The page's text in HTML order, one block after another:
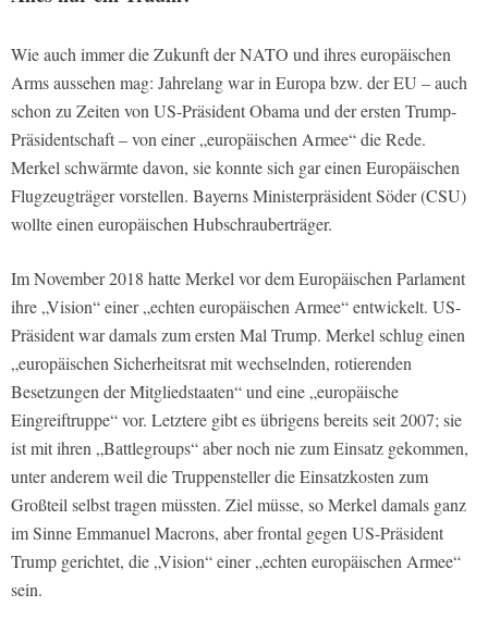
Wie auch immer die Zukunft der NATO und ihres europäischen
Arms aussehen mag: Jahrelang war in Europa bzw. der EU – auch
schon zu Zeiten von US-Präsident Obama und der ersten Trump-
Präsidentschaft – von einer „europäischen Armee“ die Rede.
Merkel schwärmte davon, sie konnte sich gar einen Europäischen
Flugzeugträger vorstellen. Bayerns Ministerpräsident Söder (CSU)
wollte einen europäischen Hubschrauberträger.
Im November 2018 hatte Merkel vor dem Europäischen Parlament
ihre „Vision“ einer „echten europäischen Armee“ entwickelt. US-
Präsident war damals zum ersten Mal Trump. Merkel schlug einen
„europäischen Sicherheitsrat mit wechselnden, rotierenden
Besetzungen der Mitgliedstaaten“ und eine „europäische
Eingreiftruppe“ vor. Letztere gibt es übrigens bereits seit 2007; sie
ist mit ihren „Battlegroups“ aber noch nie zum Einsatz gekommen,
unter anderem weil die Truppensteller die Einsatzkosten zum
Großteil selbst tragen müssten. Ziel müsse, so Merkel damals ganz
im Sinne Emmanuel Macrons, aber frontal gegen US-Präsident
Trump gerichtet, die „Vision“ einer „echten europäischen Armee“
sein.